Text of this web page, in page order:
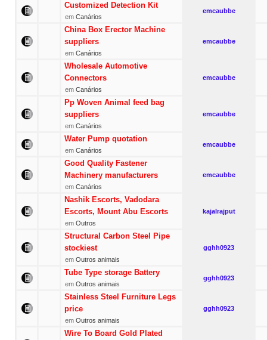
Customized Detection Kit
em Canários
emcaubbe
China Box Erector Machine
suppliers
em Canários
emcaubbe
Wholesale Automotive
Connectors
em Canários
emcaubbe
Pp Woven Animal feed bag
suppliers
em Canários
emcaubbe
Water Pump quotation
em Canários
emcaubbe
Good Quality Fastener
Machinery manufacturers
em Canários
emcaubbe
Nashik Escorts, Vadodara
Escorts, Mount Abu Escorts
em Outros
kajalrajput
Structural Carbon Steel Pipe
stockiest
em Outros animais
gghh0923
Tube Type storage Battery
em Outros animais
gghh0923
Stainless Steel Furniture Legs
price
em Outros animais
gghh0923
Wire To Board Gold Plated